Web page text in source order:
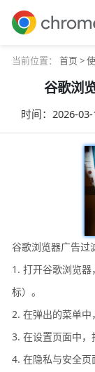
当前位置： 首页 >
谷歌浏
时间：2026-
谷歌浏览器广告过
1. 打开谷歌浏览
标）。
2. 在弹出的菜单中
3. 在设置页面中，
4. 在隐私与安全页